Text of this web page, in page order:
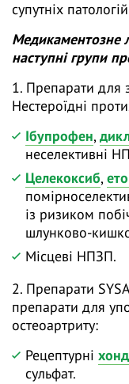
супутніх
Медикаментозне
наступні групи
1. Препарати для
Нестероїдні
Ібупрофен,
неселективні
Целекоксиб,
із ризиком
шлунково-
Місцеві НПЗП.
2. Препарати
препарати для
остеоартриту:
Рецептурні
сульфат.